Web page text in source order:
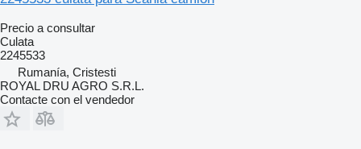
Precio a consultar
Culata
2245533
Rumanía, Cristesti
ROYAL DRU AGRO S.R.L.
Contacte con el vendedor